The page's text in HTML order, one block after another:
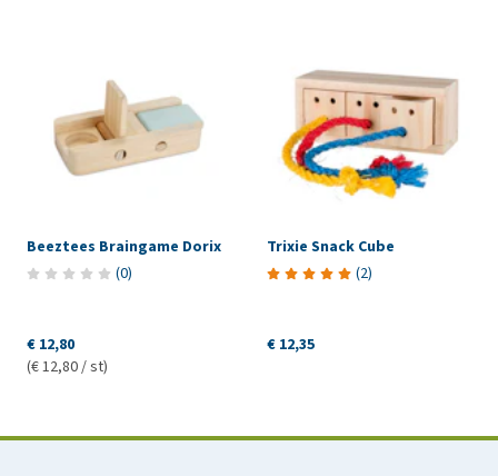
Beeztees Braingame Dorix
(0)
€ 12,80
(€ 12,80 / st)
Trixie Snack Cube
(2)
€ 12,35